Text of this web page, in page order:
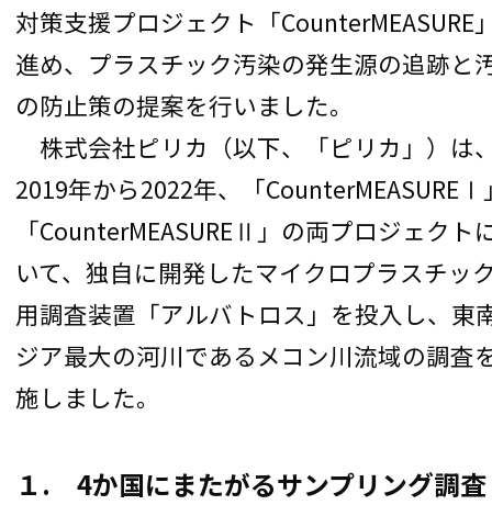
対策支援プロジェクト「CounterMEASURE
進め、プラスチック汚染の発生源の追跡と
の防止策の提案を行いました。
株式会社ピリカ（以下、「ピリカ」）は
2019年から2022年、「CounterMEASUREⅠ
「CounterMEASUREⅡ」の両プロジェクト
いて、独自に開発したマイクロプラスチッ
用調査装置「アルバトロス」を投入し、東
ジア最大の河川であるメコン川流域の調査
施しました。
１. 4か国にまたがるサンプリング調査